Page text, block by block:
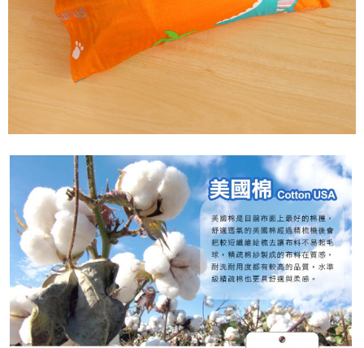
「AFTEE先享後付」，若未經同意申辦者引起之損失，本公司不負相關責
任。
４．使用「AFTEE先享後付」時，將依據個別帳號之用戶狀況，依本公司即
時審查核予不同之上限額度；若仍有額度不足之情形，本公司將視審查結果
請求用戶進行身份認證。
５．嚴禁一人註冊多個帳號或使用他人資訊註冊。若發現惡意使用之情形，
恩沛科技股份有限公司將有權停止該用戶之使用額度並採取法律行動。